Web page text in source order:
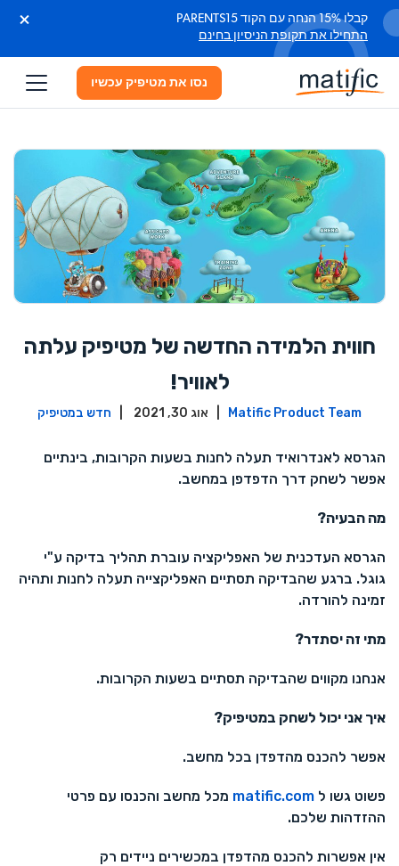
קבלו 15% הנחה עם הקוד PARENTS15
התחילו את תקופת הניסיון בחינם
נסו את מטיפיק עכשיו
חווית הלמידה החדשה של מטיפיק עלתה
לאוויר!
Matific Product Team | אוג 30, 2021 | חדש במטיפיק
הגרסא לאנדרואיד תעלה לחנות בשעות הקרובות, בינתיים
אפשר לשחק דרך הדפדפן במחשב.
מה הבעיה?
הגרסא העדכנית של האפליקציה עוברת תהליך בדיקה ע"י
גוגל. ברגע שהבדיקה תסתיים האפליקצייה תעלה לחנות ותהיה
זמינה להורדה.
מתי זה יסתדר?
אנחנו מקווים שהבדיקה תסתיים בשעות הקרובות.
איך אני יכול לשחק במטיפיק?
אפשר להכנס מהדפדן בכל מחשב.
פשוט גשו ל matific.com מכל מחשב והכנסו עם פרטי
ההזדהות שלכם.
אין אפשרות להכנס מהדפדן במכשירים ניידים רק